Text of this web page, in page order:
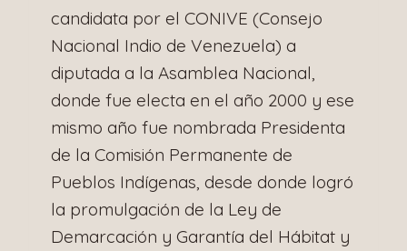
candidata por el CONIVE (Consejo
Nacional Indio de Venezuela) a
diputada a la Asamblea Nacional,
donde fue electa en el año 2000 y ese
mismo año fue nombrada Presidenta
de la Comisión Permanente de
Pueblos Indígenas, desde donde logró
la promulgación de la Ley de
Demarcación y Garantía del Hábitat y